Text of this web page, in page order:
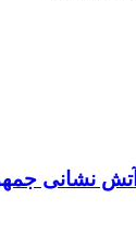
نشانی